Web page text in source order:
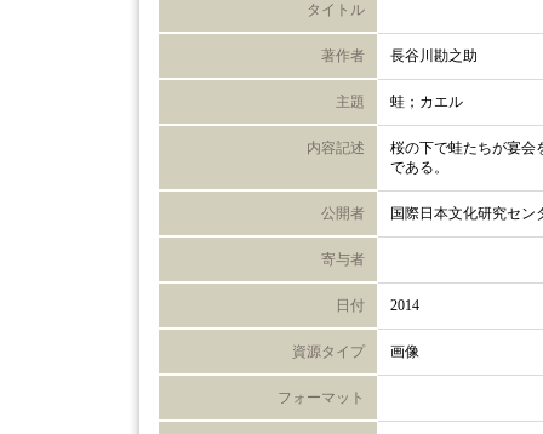
タイトル
著作者 長谷川勘之助
主題 蛙；カエル
内容記述
桜の下で蛙たちが宴会
である。
公開者 国際日本文化研究セン
寄与者
日付 2014
資源タイプ 画像
フォーマット